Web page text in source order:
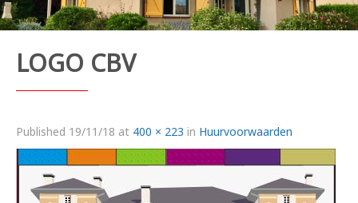
LOGO CBV
Published 19/11/18 at 400 × 223 in Huurvoorwaarden